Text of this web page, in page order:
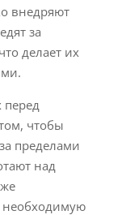
внедряют
за
делает их
перед
чтобы
пределами
над
необходимую